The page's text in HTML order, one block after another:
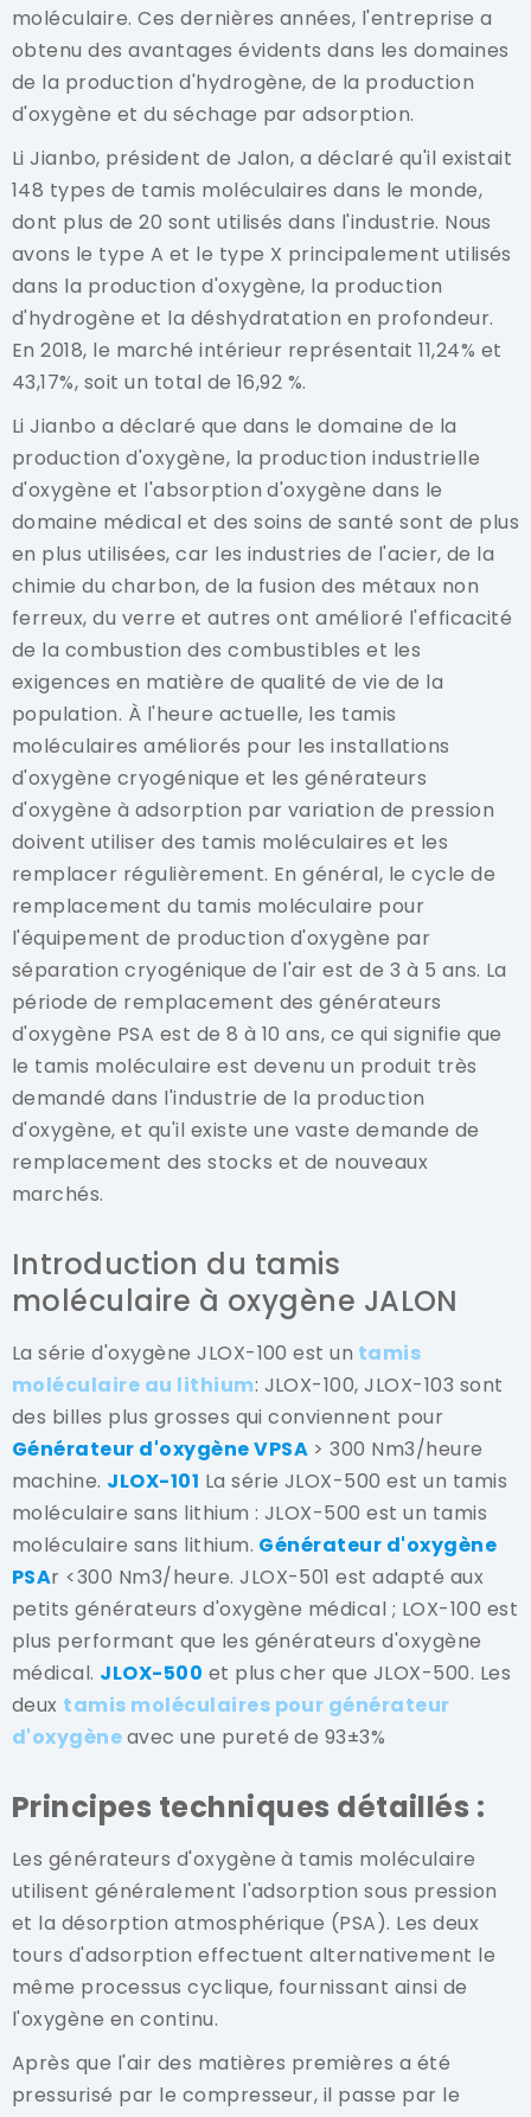
moléculaire. Ces dernières années, l'entreprise a
obtenu des avantages évidents dans les domaines
de la production d'hydrogène, de la production
d'oxygène et du séchage par adsorption.
Li Jianbo, président de Jalon, a déclaré qu'il existait
148 types de tamis moléculaires dans le monde,
dont plus de 20 sont utilisés dans l'industrie. Nous
avons le type A et le type X principalement utilisés
dans la production d'oxygène, la production
d'hydrogène et la déshydratation en profondeur.
En 2018, le marché intérieur représentait 11,24% et
43,17%, soit un total de 16,92 %.
Li Jianbo a déclaré que dans le domaine de la
production d'oxygène, la production industrielle
d'oxygène et l'absorption d'oxygène dans le
domaine médical et des soins de santé sont de plus
en plus utilisées, car les industries de l'acier, de la
chimie du charbon, de la fusion des métaux non
ferreux, du verre et autres ont amélioré l'efficacité
de la combustion des combustibles et les
exigences en matière de qualité de vie de la
population. À l'heure actuelle, les tamis
moléculaires améliorés pour les installations
d'oxygène cryogénique et les générateurs
d'oxygène à adsorption par variation de pression
doivent utiliser des tamis moléculaires et les
remplacer régulièrement. En général, le cycle de
remplacement du tamis moléculaire pour
l'équipement de production d'oxygène par
séparation cryogénique de l'air est de 3 à 5 ans. La
période de remplacement des générateurs
d'oxygène PSA est de 8 à 10 ans, ce qui signifie que
le tamis moléculaire est devenu un produit très
demandé dans l'industrie de la production
d'oxygène, et qu'il existe une vaste demande de
remplacement des stocks et de nouveaux
marchés.
Introduction du tamis
moléculaire à oxygène JALON
La série d'oxygène JLOX-100 est un tamis
moléculaire au lithium: JLOX-100, JLOX-103 sont
des billes plus grosses qui conviennent pour
Générateur d'oxygène VPSA > 300 Nm3/heure
machine. JLOX-101 La série JLOX-500 est un tamis
moléculaire sans lithium : JLOX-500 est un tamis
moléculaire sans lithium. Générateur d'oxygène
PSAr <300 Nm3/heure. JLOX-501 est adapté aux
petits générateurs d'oxygène médical ; LOX-100 est
plus performant que les générateurs d'oxygène
médical. JLOX-500 et plus cher que JLOX-500. Les
deux tamis moléculaires pour générateur
d'oxygèneavec une pureté de 93±3%
Principes techniques détaillés :
Les générateurs d'oxygène à tamis moléculaire
utilisent généralement l'adsorption sous pression
et la désorption atmosphérique (PSA). Les deux
tours d'adsorption effectuent alternativement le
même processus cyclique, fournissant ainsi de
l'oxygène en continu.
Après que l'air des matières premières a été
pressurisé par le compresseur, il passe par le